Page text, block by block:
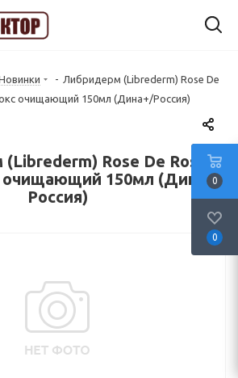
- Либридерм (Librederm) Rose De
очищающий 150мл (Дина+/Россия)
Rose De Rose
очищающий 150мл (Дина+/
Россия)
0
0